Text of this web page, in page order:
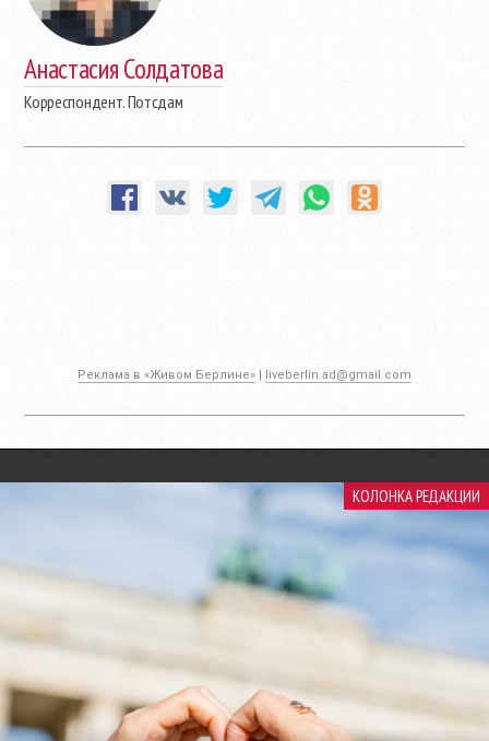
Анастасия Солдатова
Корреспондент. Потсдам
Реклама в «Живом Берлине» | liveberlin.ad@gmail.com
КОЛОНКА РЕДАКЦИИ